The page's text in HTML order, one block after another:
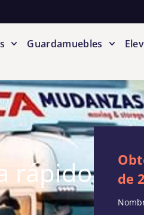
Guardamuebles
rápido
de